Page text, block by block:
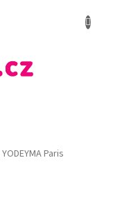
YODEYMA Paris